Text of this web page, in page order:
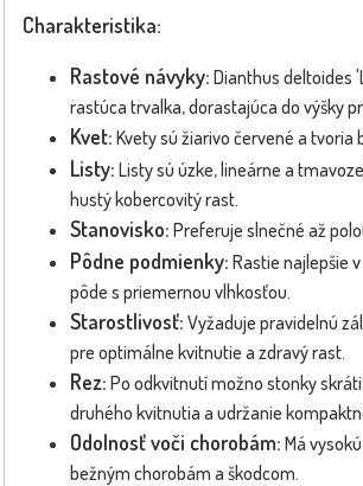
Charakteristika:
Rastové návyky: Dianthus deltoides
rastúca trvalka, dorastajúca do výšky
Kvet: Kvety sú žiarivo červené a tvoria
Listy: Listy sú úzke, lineárne a
hustý kobercovitý rast.
Stanovisko: Preferuje slnečné až
Pôdne podmienky: Rastie najlepšie
pôde s priemernou vlhkosťou.
Starostlivosť: Vyžaduje pravidelnú
pre optimálne kvitnutie a zdravý rast.
Rez: Po odkvitnutí možno stonky
druhého kvitnutia a udržanie
Odolnosť voči chorobám: Má
bežným chorobám a škodcom.